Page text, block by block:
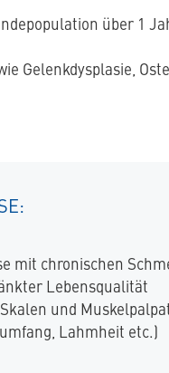
über 1
Gelenkdysplasie,
mit chronischen
Lebensqualität
und
Lahmheit etc.)